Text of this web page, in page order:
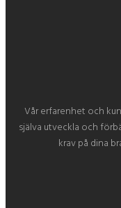
Vår erfarenhet och
själva utveckla och
krav på dina